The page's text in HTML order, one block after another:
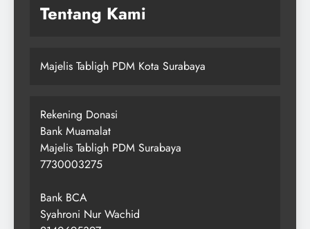
Tentang Kami
Majelis Tabligh PDM Kota Surabaya
Rekening Donasi
Bank Muamalat
Majelis Tabligh PDM Surabaya
7730003275
Bank BCA
Syahroni Nur Wachid